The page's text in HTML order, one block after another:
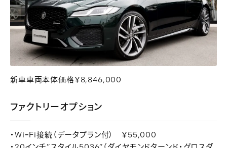
新車車両本体価格￥8,846,000
ファクトリーオプション
・WiｰFi接続（データプラン付） ￥55,000